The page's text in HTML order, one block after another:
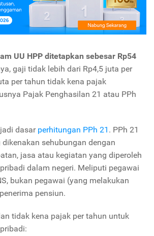
UU HPP ditetapkan sebesar Rp54
gaji tidak lebih dari Rp4,5 juta per
per tahun tidak kena pajak
Pajak Penghasilan 21 atau PPh
dasar perhitungan PPh 21 . PPh 21
sehubungan dengan
jasa atau kegiatan yang diperoleh
dalam negeri. Meliputi pegawai
bukan pegawai (yang melakukan
pensiun.
tidak kena pajak per tahun untuk